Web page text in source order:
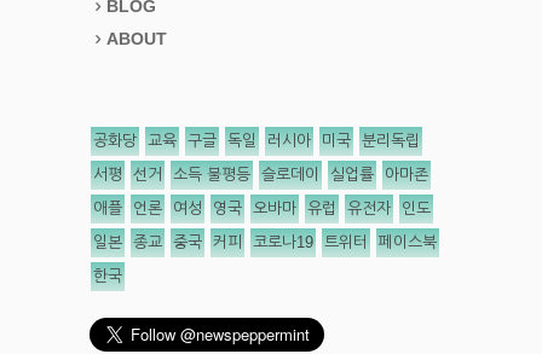
BLOG
ABOUT
공화당 교육 구글 독일 러시아 미국 분리독립
서평 선거 소득 불평등 슬로데이 실업률 아마존
애플 언론 여성 영국 오바마 유럽 유전자 인도
일본 종교 중국 커피 코로나19 트위터 페이스북
한국